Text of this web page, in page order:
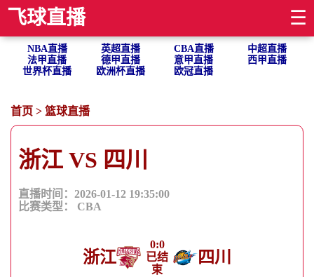
飞球直播 ☰
NBA直播 英超直播 CBA直播
中超直播
法甲直播
德甲直播 意甲直播
西甲直播
世界杯直播
欧洲杯直播 欧冠直播
首页 > 篮球直播
浙江 VS 四川
直播时间：2026-01-12 19:35:00
比赛类型： CBA
浙江
0:0
已结
束
四川